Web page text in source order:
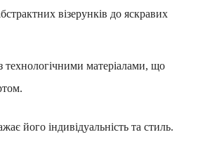
візерунків до яскравих
матеріалами, що
його індивідуальність та стиль.